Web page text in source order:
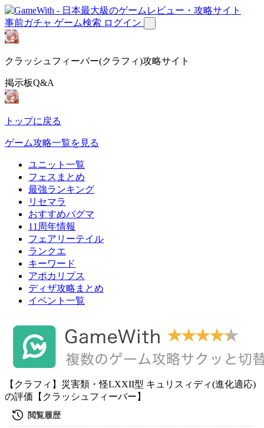
事前ガチャ ゲーム検索 ログイン
クラッシュフィーバー(クラフィ)攻略サイト
掲示板Q&A
トップに戻る
ゲーム攻略一覧を見る
ユニット一覧
フェスまとめ
最強ランキング
リセマラ
おすすめバグマ
11周年情報
フェアリーテイル
ランクエ
キーワード
アポカリプス
ディザ攻略まとめ
イベント一覧
【クラフィ】災害類・怪LXXII型 キュリスィディ(進化適応)
の評価【クラッシュフィーバー】